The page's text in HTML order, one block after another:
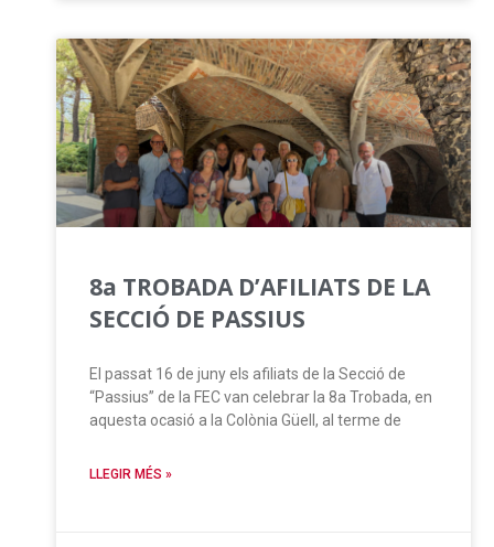
8a TROBADA D’AFILIATS DE LA
SECCIÓ DE PASSIUS
El passat 16 de juny els afiliats de la Secció de
“Passius” de la FEC van celebrar la 8a Trobada, en
aquesta ocasió a la Colònia Güell, al terme de
LLEGIR MÉS »